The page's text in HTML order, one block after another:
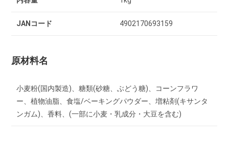
JANコード 4902170693159
原材料名
小麦粉(国内製造)、糖類(砂糖、ぶどう糖)、コーンフラワ
ー、植物油脂、食塩/ベーキングパウダー、増粘剤(キサンタ
ンガム)、香料、(一部に小麦・乳成分・大豆を含む)